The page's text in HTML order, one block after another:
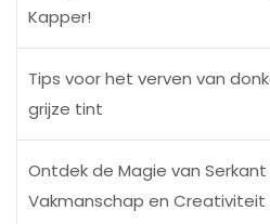
Kapper!
Tips voor het verven van
grijze tint
Ontdek de Magie van Serkant
Vakmanschap en Creativiteit